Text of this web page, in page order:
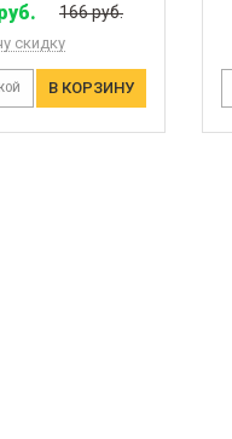
166 руб.
скидку
В КОРЗИНУ